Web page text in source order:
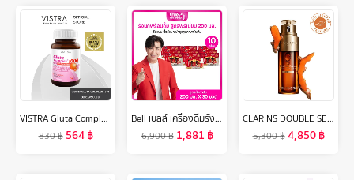
VISTRA Gluta Complex 1000 Plus Red Orange Extract 30 Capsules - วิสทร้า กลูต้า คอมเพล็กซ์ 1000 พลัส เรด ออเร้นจ์ (30 เม็ด)
830฿ 564฿
Bell เบลล์ เครื่องดื่มรังนกแท้จากธรรมชาติ สูตรต้นตำรับ 200มล. เซต 10 กล่อง (3ขวด/กล่อง) 30 ขวด
6,900฿ 1,881 ฿
CLARINS DOUBLE SERUM LIGHT TEXTURE 50 ml คลาแรงส์ ดับเบิ้ล เซรั่ม เนื้อบางเบา ผลิตภัณฑ์ลดเลือนริ้วรอย เซรั่ม เพื่อผิวแลดูอ่อนเยาว์ กระจ่างใสขึ้น
5,300฿4,850฿